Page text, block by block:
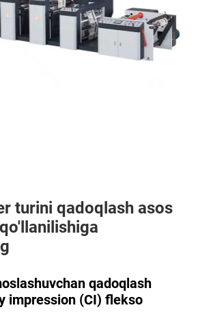
turini qadoqlash asos
qadoqlash
impression (CI) flekso